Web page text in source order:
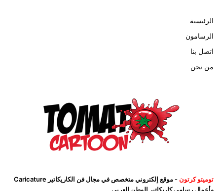
الرئيسية
الرسامون
اتصل بنا
من نحن
توميتو كرتون
- موقع إلكتروني متخصص في مجال فن الكاريكاتير Caricature
وأعمال رسامي كاريكاتير الوطن العربي .